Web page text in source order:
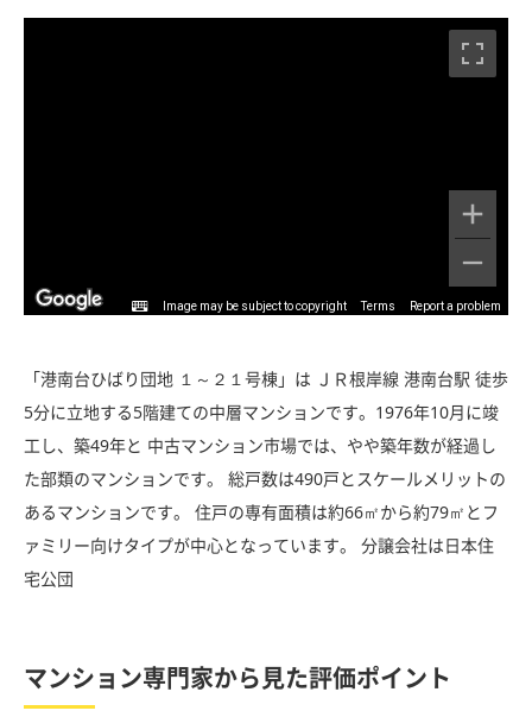
Image may be subject to copyright Terms Report a problem
「港南台ひばり団地 １～２１号棟」は ＪＲ根岸線 港南台駅 徒歩
5分に立地する5階建ての中層マンションです。1976年10月に竣
工し、築49年と 中古マンション市場では、やや築年数が経過し
た部類のマンションです。 総戸数は490戸とスケールメリットの
あるマンションです。 住戸の専有面積は約66㎡から約79㎡とフ
ァミリー向けタイプが中心となっています。 分譲会社は日本住
宅公団
マンション専門家から見た評価ポイント